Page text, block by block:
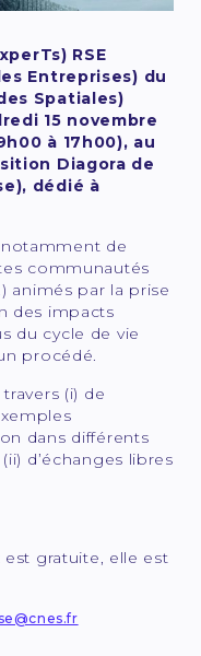
RSE
Entreprises) du
Spatiales)
15 novembre
à 17h00), au
Diagora de
dédié à
de
communautés
animés par la prise
des impacts
du cycle de vie
procédé.
(i) de
dans différents
d’échanges libres
est gratuite, elle est